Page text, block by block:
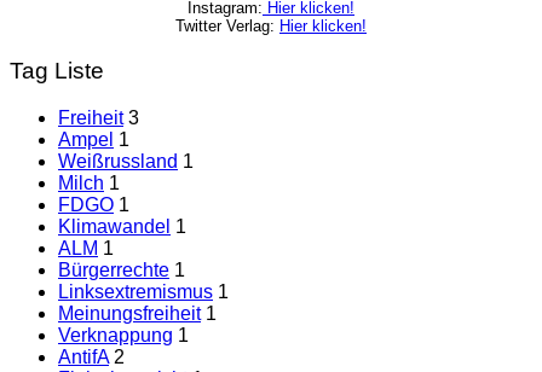
Instagram: Hier klicken!
Twitter Verlag: Hier klicken!
Tag Liste
Freiheit 3
Ampel 1
Weißrussland 1
Milch 1
FDGO 1
Klimawandel 1
ALM 1
Bürgerrechte 1
Linksextremismus 1
Meinungsfreiheit 1
Verknappung 1
AntifA 2